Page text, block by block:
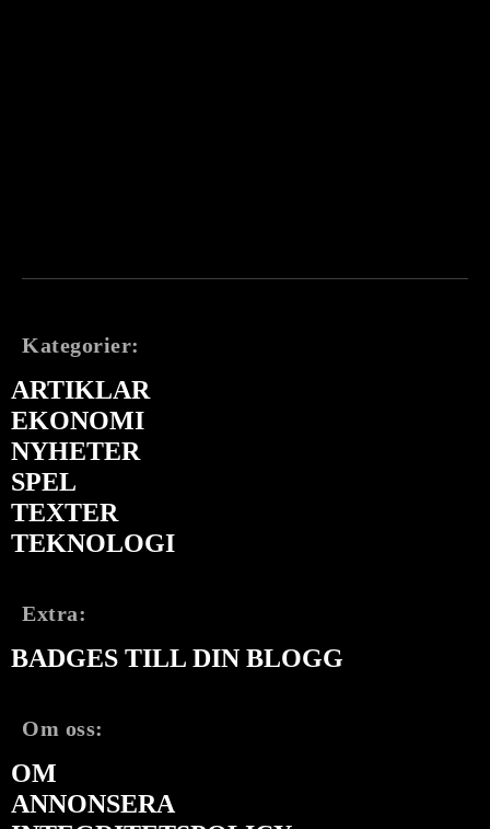
Kategorier:
ARTIKLAR
EKONOMI
NYHETER
SPEL
TEXTER
TEKNOLOGI
Extra:
BADGES TILL DIN BLOGG
Om oss:
OM
ANNONSERA